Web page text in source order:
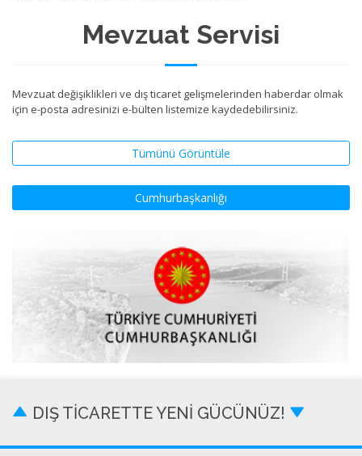
Mevzuat Servisi
Mevzuat değişiklikleri ve dış ticaret gelişmelerinden haberdar olmak
için e-posta adresinizi e-bülten listemize kaydedebilirsiniz.
Tümünü Görüntüle
Cumhurbaşkanlığı
DIŞ TİCARETTE YENİ GÜCÜNÜZ!